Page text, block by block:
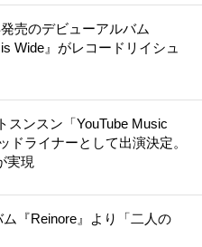
売のデビューアルバム
is Wide』がレコードリイシュ
スンスン「YouTube Music
ドライナーとして出演決定。
実現
『Reinore』より「二人の